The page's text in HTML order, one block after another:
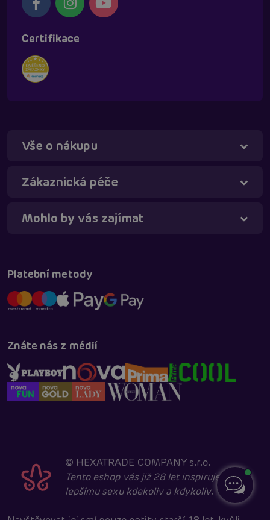
Certifikace
Vše o nákupu
Zákaznická péče
Mohlo by vás zajímat
Platební metody
Znáte nás z médií
© HEXATRADE COMPANY s.r.o.
Tento eshop vás již 28 let inspiruje k
lepšímu sexu kdekoliv a kdykoliv.
Navštěvovat jej smí pouze entity starší 18 let, kvůli